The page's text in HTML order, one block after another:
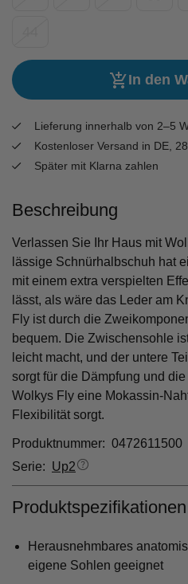
In den
Lieferung innerhalb von 2–5
Kostenloser Versand in DE,
Später mit Klarna zahlen
Beschreibung
Verlassen Sie Ihr Haus mit
lässige Schnürhalbschuh hat
mit einem extra verspielten
lässt, als wäre das Leder am
Fly ist durch die
bequem. Die Zwischensohle
leicht macht, und der untere
sorgt für die Dämpfung und
Wolkys Fly eine Mokassin-
Flexibilität sorgt.
Produktnummer: 0472611500
Serie: Up2
Produktspezifikationen
Herausnehmbares
eigene Sohlen geeignet